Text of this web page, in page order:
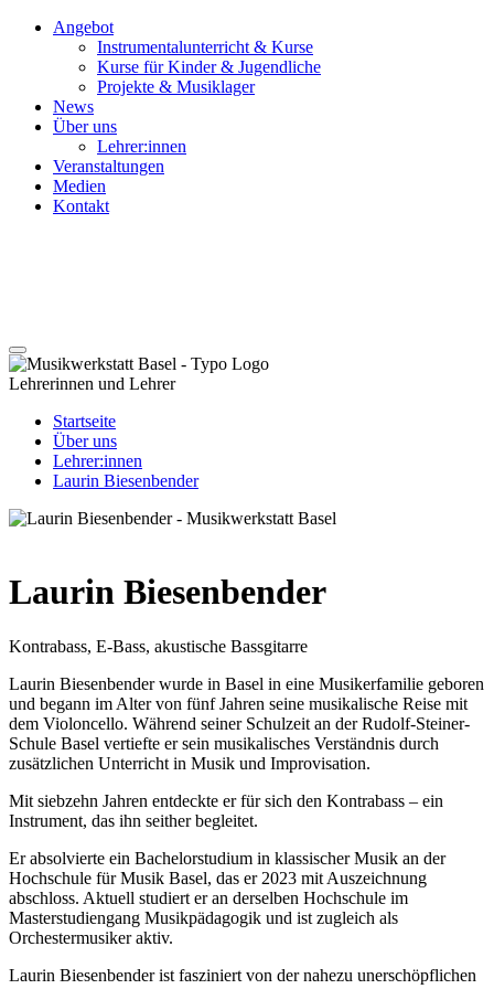
Angebot
Instrumentalunterricht & Kurse
Kurse für Kinder & Jugendliche
Projekte & Musiklager
News
Über uns
Lehrer:innen
Veranstaltungen
Medien
Kontakt
Lehrerinnen und Lehrer
Startseite
Über uns
Lehrer:innen
Laurin Biesenbender
Laurin Biesenbender
Kontrabass, E-Bass, akustische Bassgitarre
Laurin Biesenbender wurde in Basel in eine Musikerfamilie geboren
und begann im Alter von fünf Jahren seine musikalische Reise mit
dem Violoncello. Während seiner Schulzeit an der Rudolf-Steiner-
Schule Basel vertiefte er sein musikalisches Verständnis durch
zusätzlichen Unterricht in Musik und Improvisation.
Mit siebzehn Jahren entdeckte er für sich den Kontrabass – ein
Instrument, das ihn seither begleitet.
Er absolvierte ein Bachelorstudium in klassischer Musik an der
Hochschule für Musik Basel, das er 2023 mit Auszeichnung
abschloss. Aktuell studiert er an derselben Hochschule im
Masterstudiengang Musikpädagogik und ist zugleich als
Orchestermusiker aktiv.
Laurin Biesenbender ist fasziniert von der nahezu unerschöpflichen